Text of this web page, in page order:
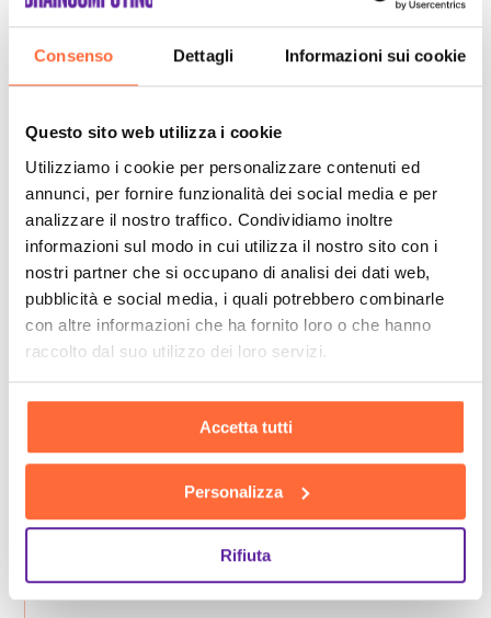
Consenso Dettagli Informazioni sui cookie
Questo sito web utilizza i cookie
Utilizziamo i cookie per personalizzare contenuti ed
annunci, per fornire funzionalità dei social media e per
analizzare il nostro traffico. Condividiamo inoltre
informazioni sul modo in cui utilizza il nostro sito con i
nostri partner che si occupano di analisi dei dati web,
pubblicità e social media, i quali potrebbero combinarle
con altre informazioni che ha fornito loro o che hanno
raccolto dal suo utilizzo dei loro servizi.
Accetta tutti
Personalizza
Rifiuta